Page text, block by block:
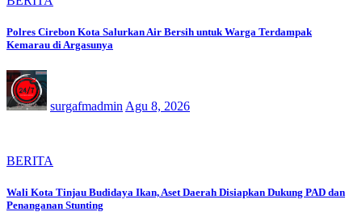
Polres Cirebon Kota Salurkan Air Bersih untuk Warga Terdampak
Kemarau di Argasunya
surgafmadmin Agu 8, 2026
BERITA
Wali Kota Tinjau Budidaya Ikan, Aset Daerah Disiapkan Dukung PAD dan
Penanganan Stunting